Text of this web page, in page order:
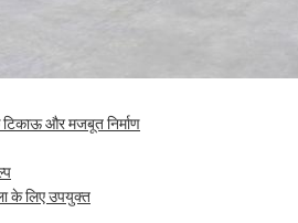
और मजबूत निर्माण
के लिए उपयुक्त